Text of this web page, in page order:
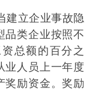
建立企业事故隐
品类企业按照不
总额的百分之
业人员上一年度
奖励资金。奖励